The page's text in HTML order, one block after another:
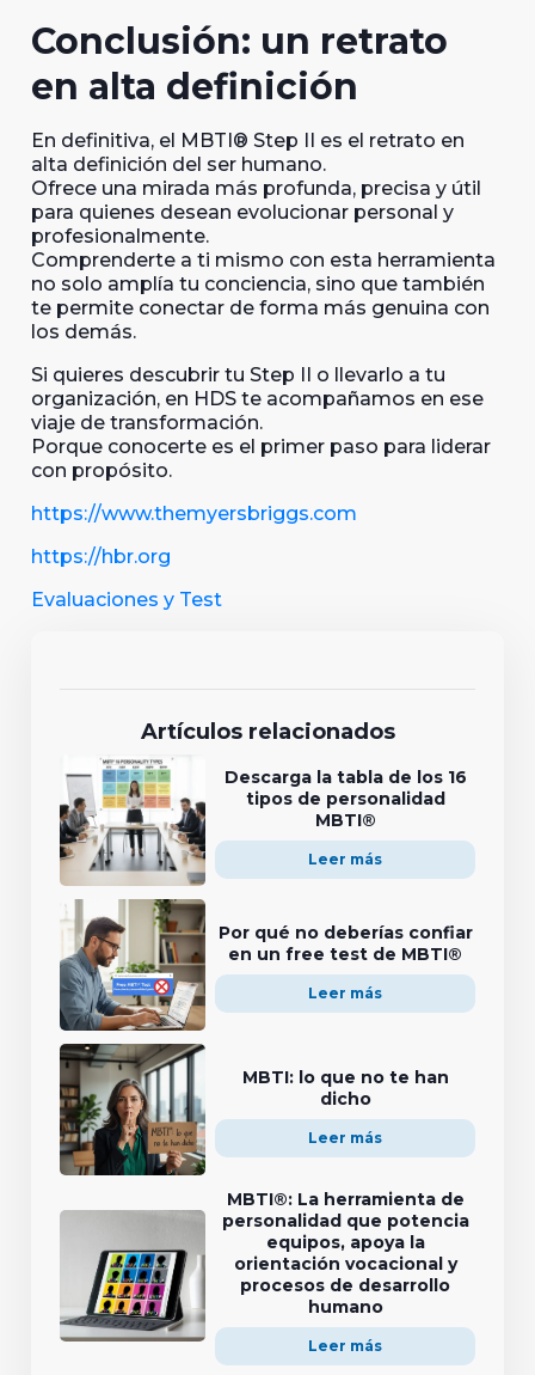
Conclusión: un retrato
en alta definición
En definitiva, el MBTI® Step II es el retrato en
alta definición del ser humano.
Ofrece una mirada más profunda, precisa y útil
para quienes desean evolucionar personal y
profesionalmente.
Comprenderte a ti mismo con esta herramienta
no solo amplía tu conciencia, sino que también
te permite conectar de forma más genuina con
los demás.
Si quieres descubrir tu Step II o llevarlo a tu
organización, en HDS te acompañamos en ese
viaje de transformación.
Porque conocerte es el primer paso para liderar
con propósito.
https://www.themyersbriggs.com
https://hbr.org
Evaluaciones y Test
Artículos relacionados
Descarga la tabla de los 16
tipos de personalidad
MBTI®
Leer más
Por qué no deberías confiar
en un free test de MBTI®
Leer más
MBTI: lo que no te han
dicho
Leer más
MBTI®: La herramienta de
personalidad que potencia
equipos, apoya la
orientación vocacional y
procesos de desarrollo
humano
Leer más